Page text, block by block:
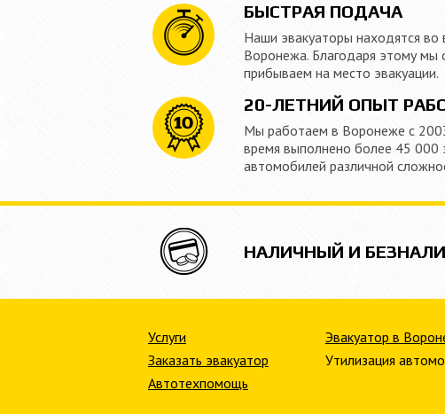
БЫСТРАЯ ПОДАЧА
Наши эвакуаторы находятся во
Воронежа. Благодаря этому мы
прибываем на место эвакуации.
20-ЛЕТНИЙ ОПЫТ
Мы работаем в Воронеже с
время выполнено более 45 000
автомобилей различной
НАЛИЧНЫЙ И
Услуги
Заказать эвакуатор
Автотехпомощь
Эвакуатор в
Утилизация